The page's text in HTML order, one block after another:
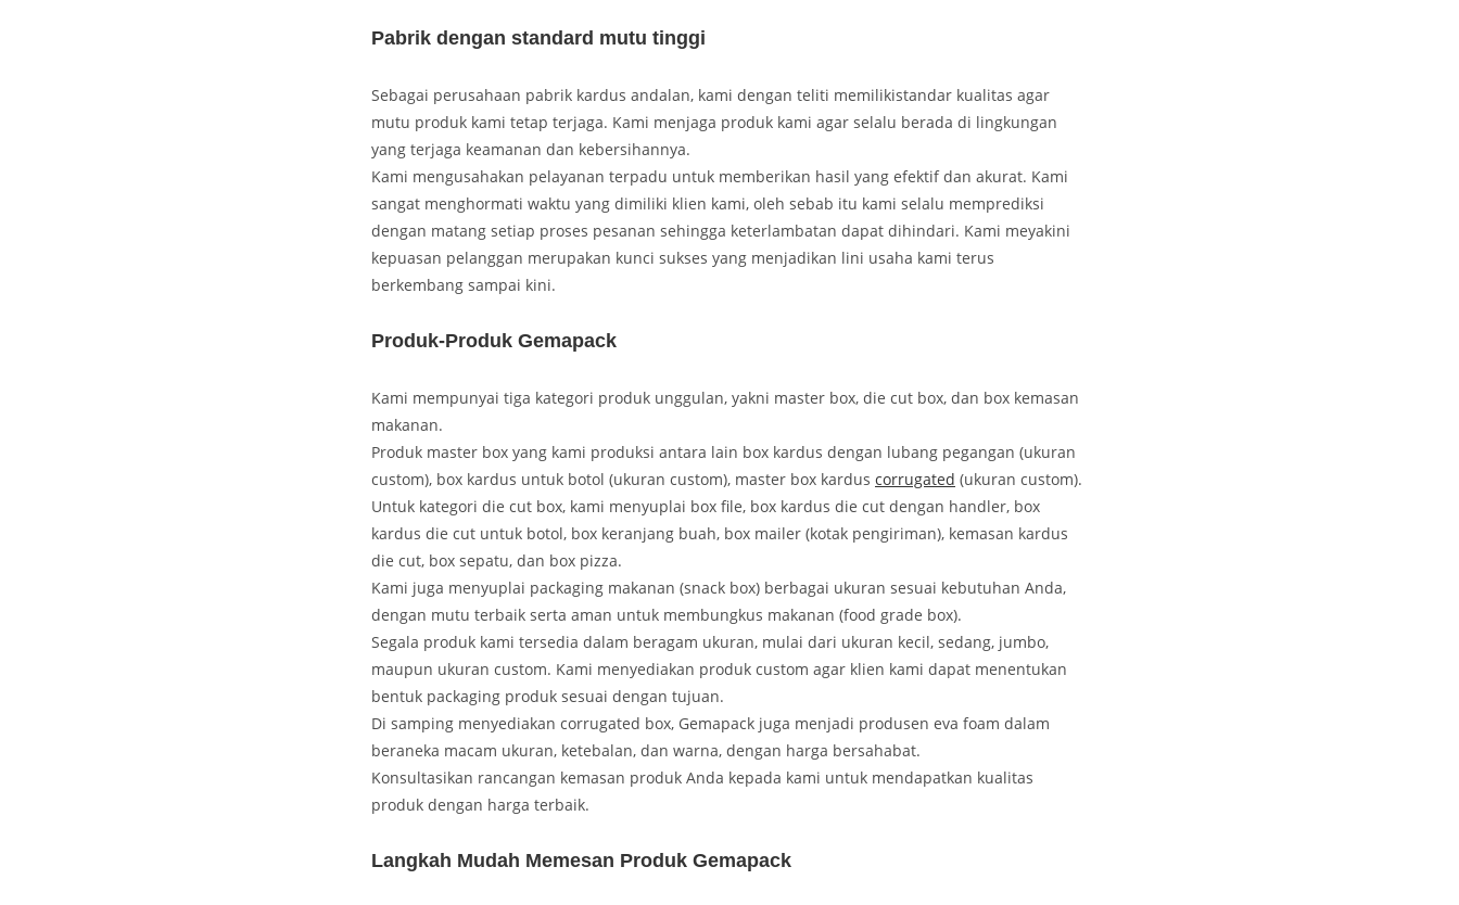
Pabrik dengan standard mutu tinggi
Sebagai perusahaan pabrik kardus andalan, kami dengan teliti memilikistandar kualitas agar
mutu produk kami tetap terjaga. Kami menjaga produk kami agar selalu berada di lingkungan
yang terjaga keamanan dan kebersihannya.
Kami mengusahakan pelayanan terpadu untuk memberikan hasil yang efektif dan akurat. Kami
sangat menghormati waktu yang dimiliki klien kami, oleh sebab itu kami selalu memprediksi
dengan matang setiap proses pesanan sehingga keterlambatan dapat dihindari. Kami meyakini
kepuasan pelanggan merupakan kunci sukses yang menjadikan lini usaha kami terus
berkembang sampai kini.
Produk-Produk Gemapack
Kami mempunyai tiga kategori produk unggulan, yakni master box, die cut box, dan box kemasan
makanan.
Produk master box yang kami produksi antara lain box kardus dengan lubang pegangan (ukuran
custom), box kardus untuk botol (ukuran custom), master box kardus corrugated (ukuran custom).
Untuk kategori die cut box, kami menyuplai box file, box kardus die cut dengan handler, box
kardus die cut untuk botol, box keranjang buah, box mailer (kotak pengiriman), kemasan kardus
die cut, box sepatu, dan box pizza.
Kami juga menyuplai packaging makanan (snack box) berbagai ukuran sesuai kebutuhan Anda,
dengan mutu terbaik serta aman untuk membungkus makanan (food grade box).
Segala produk kami tersedia dalam beragam ukuran, mulai dari ukuran kecil, sedang, jumbo,
maupun ukuran custom. Kami menyediakan produk custom agar klien kami dapat menentukan
bentuk packaging produk sesuai dengan tujuan.
Di samping menyediakan corrugated box, Gemapack juga menjadi produsen eva foam dalam
beraneka macam ukuran, ketebalan, dan warna, dengan harga bersahabat.
Konsultasikan rancangan kemasan produk Anda kepada kami untuk mendapatkan kualitas
produk dengan harga terbaik.
Langkah Mudah Memesan Produk Gemapack